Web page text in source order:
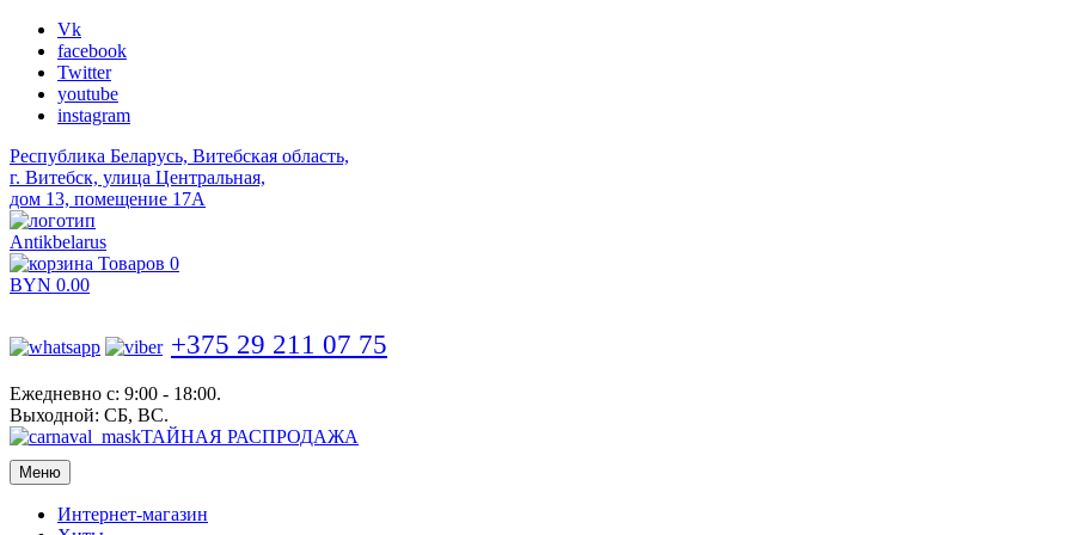
Vk
facebook
Twitter
youtube
instagram
Республика Беларусь, Витебская область,
г. Витебск, улица Центральная,
дом 13, помещение 17А
Antikbelarus
Товаров 0
BYN 0.00
+375 29 211 07 75
Ежедневно с: 9:00 - 18:00.
Выходной: СБ, ВС.
ТАЙНАЯ РАСПРОДАЖА
Меню
Интернет-магазин